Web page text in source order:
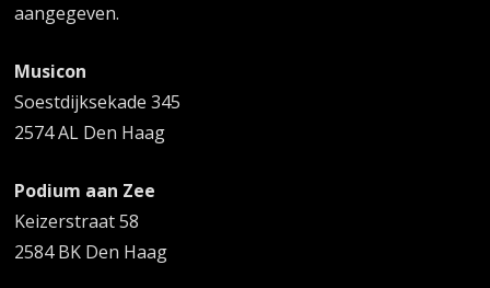
aangegeven.
Musicon
Soestdijksekade 345
2574 AL Den Haag
Podium aan Zee
Keizerstraat 58
2584 BK Den Haag